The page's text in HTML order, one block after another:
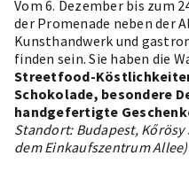
Vom 6. Dezember bis zum
der Promenade neben der
Kunsthandwerk und
finden sein. Sie haben die
Streetfood-
Schokolade, besondere
handgefertigte
Standort: Budapest,
dem Einkaufszentrum Allee)